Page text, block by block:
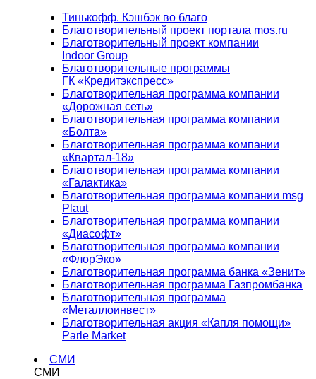
Тинькофф. Кэшбэк во благо
Благотворительный проект портала mos.ru
Благотворительный проект компании
Indoor Group
Благотворительные программы
ГК «Кредитэкспресс»
Благотворительная программа компании
«Дорожная сеть»
Благотворительная программа компании
«Болта»
Благотворительная программа компании
«Квартал-18»
Благотворительная программа компании
«Галактика»
Благотворительная программа компании msg
Plaut
Благотворительная программа компании
«Диасофт»
Благотворительная программа компании
«ФлорЭко»
Благотворительная программа банка «Зенит»
Благотворительная программа Газпромбанка
Благотворительная программа
«Металлоинвест»
Благотворительная акция «Капля помощи»
Parle Market
СМИ
СМИ